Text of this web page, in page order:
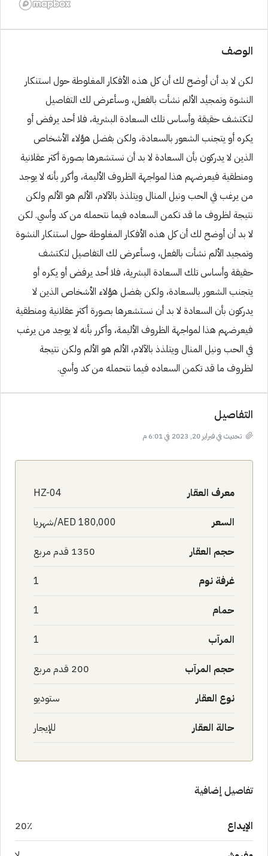
الوصف
لكن لا بد أن أوضح لك أن كل هذه الأفكار المغلوطة حول استنكار
النشوة وتمجيد الألم نشأت بالفعل، وسأعرض لك التفاصيل
لتكتشف حقيقة وأساس تلك السعادة البشرية، فلا أحد يرفض أو
يكره أو يتجنب الشعور بالسعادة، ولكن بفضل هؤلاء الأشخاص
الذين لا يدركون بأن السعادة لا بد أن نستشعرها بصورة أكثر عقلانية
ومنطقية فيعرضهم هذا لمواجهة الظروف الأليمة، وأكرر بأنه لا يوجد
من يرغب في الحب ونيل المنال ويتلذذ بالآلام، الألم هو الألم ولكن
نتيجة لظروف ما قد تكمن السعاده فيما نتحمله من كد وأسي. لكن
لا بد أن أوضح لك أن كل هذه الأفكار المغلوطة حول استنكار النشوة
وتمجيد الألم نشأت بالفعل، وسأعرض لك التفاصيل لتكتشف
حقيقة وأساس تلك السعادة البشرية، فلا أحد يرفض أو يكره أو
يتجنب الشعور بالسعادة، ولكن بفضل هؤلاء الأشخاص الذين لا
يدركون بأن السعادة لا بد أن نستشعرها بصورة أكثر عقلانية ومنطقية
فيعرضهم هذا لمواجهة الظروف الأليمة، وأكرر بأنه لا يوجد من يرغب
في الحب ونيل المنال ويتلذذ بالآلام، الألم هو الألم ولكن نتيجة
لظروف ما قد تكمن السعاده فيما نتحمله من كد وأسي.
التفاصيل
تحديث في فبراير 20, 2023 في 6:01 م
معرف العقار HZ-04
السعر AED 180,000/شهريا
حجم العقار 1350 قدم مربع
غرفة نوم 1
حمام 1
المرآب 1
حجم المرآب 200 قدم مربع
نوع العقار ستوديو
حالة العقار للإيجار
تفاصيل إضافية
الإيداع 20٪